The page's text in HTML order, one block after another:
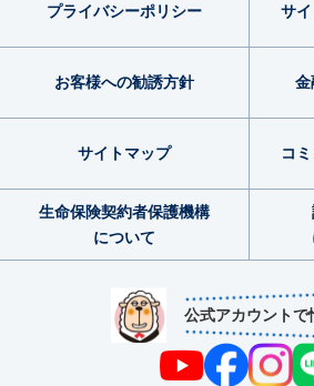
公式アカウントで
プライバシーポリシー サ
お客様への勧誘方針 金
サイトマップ コ
生命保険契約者保護機構
について